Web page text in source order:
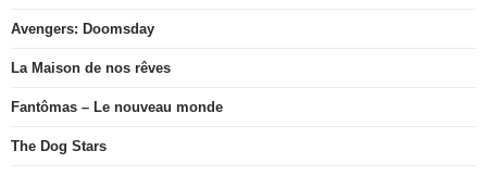
Avengers: Doomsday
La Maison de nos rêves
Fantômas – Le nouveau monde
The Dog Stars